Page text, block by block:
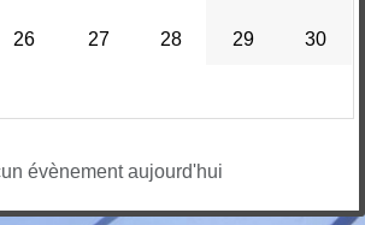
26 27 28 29 30
évènement aujourd'hui